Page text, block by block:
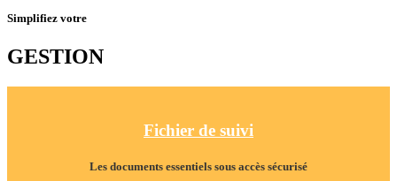
Simplifiez votre
GESTION
Fichier de suivi
Les documents essentiels sous accès sécurisé